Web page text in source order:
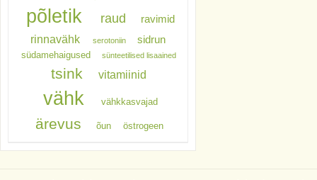
põletik raud ravimid
rinnavähk serotoniin sidrun
südamehaigused sünteetilised lisaained
tsink vitamiinid
vähk vähkkasvajad
ärevus õun östrogeen